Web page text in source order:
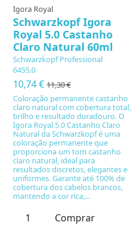
Igora Royal
Schwarzkopf Igora
Royal 5.0 Castanho
Claro Natural 60ml
Schwarzkopf Professional
6455.0
10,74 € 11,30 €
Coloração permanente castanho
claro natural com cobertura total,
brilho e resultado duradouro. O
Igora Royal 5.0 Castanho Claro
Natural da Schwarzkopf é uma
coloração permanente que
proporciona um tom castanho
claro natural, ideal para
resultados discretos, elegantes e
uniformes. Garante até 100% de
cobertura dos cabelos brancos,
mantendo a cor rica,...
Comprar